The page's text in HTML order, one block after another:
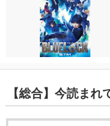
【総合】今読まれ